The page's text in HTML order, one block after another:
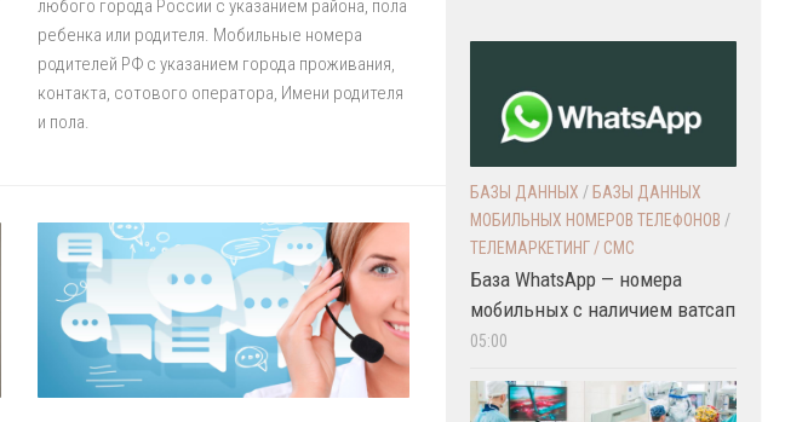
любого города России с указанием района, пола
ребенка или родителя. Мобильные номера
родителей РФ с указанием города проживания,
контакта, сотового оператора, Имени родителя
и пола.
БАЗЫ ДАННЫХ / БАЗЫ ДАННЫХ
МОБИЛЬНЫХ НОМЕРОВ ТЕЛЕФОНОВ /
ТЕЛЕМАРКЕТИНГ / СМС
База WhatsApp — номера
мобильных с наличием ватсап
05:00